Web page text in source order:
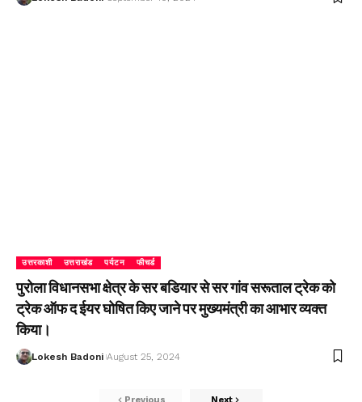
उत्तरकाशी उत्तराखंड पर्यटन फीचर्ड
पुरोला विधानसभा क्षेत्र के सर बडियार से सर गांव सरूताल ट्रेक को
ट्रेक ऑफ द ईयर घोषित किए जाने पर मुख्यमंत्री का आभार व्यक्त
किया।
Lokesh Badoni August 25, 2024